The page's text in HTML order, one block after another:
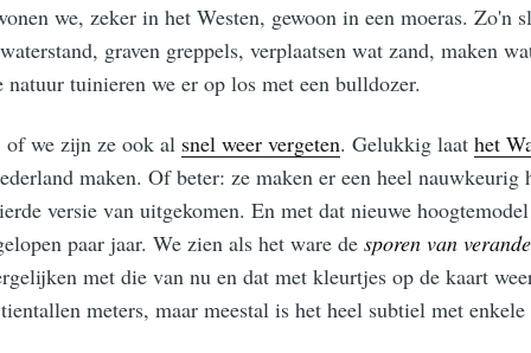
we, zeker in het Westen, gewoon in een moeras. Zo'n
graven greppels, verplaatsen wat zand, maken
tuinieren we er op los met een bulldozer.
we zijn ze ook al snel weer vergeten. Gelukkig laat het
maken. Of beter: ze maken er een heel
versie van uitgekomen. En met dat nieuwe
paar jaar. We zien als het ware de sporen van
met die van nu en dat met kleurtjes op de kaart
meters, maar meestal is het heel subtiel met